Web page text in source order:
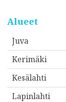
o
t
e
Alueet
Juva
Kerimäki
Kesälahti
Lapinlahti